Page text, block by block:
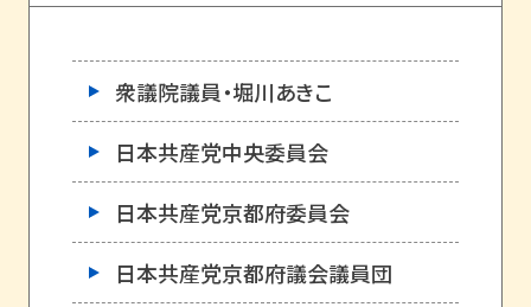
衆議院議員・堀川あきこ
日本共産党中央委員会
日本共産党京都府委員会
日本共産党京都府議会議員団